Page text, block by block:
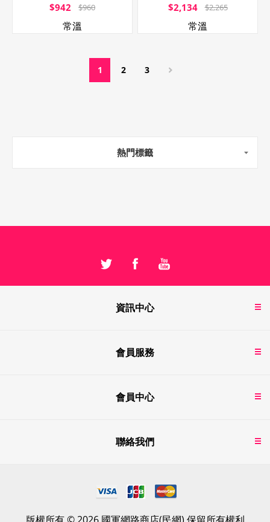
$942 $960
常溫
$2,134 $2,265
常溫
1 2 3
熱門標籤
資訊中心
會員服務
會員中心
聯絡我們